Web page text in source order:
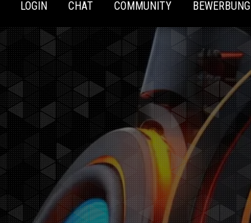
LOGIN CHAT COMMUNITY BEWERBUNG